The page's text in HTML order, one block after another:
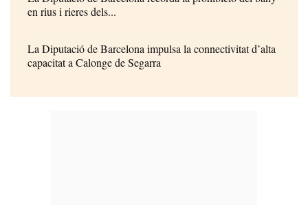
en rius i rieres dels...
La Diputació de Barcelona impulsa la connectivitat d’alta
capacitat a Calonge de Segarra